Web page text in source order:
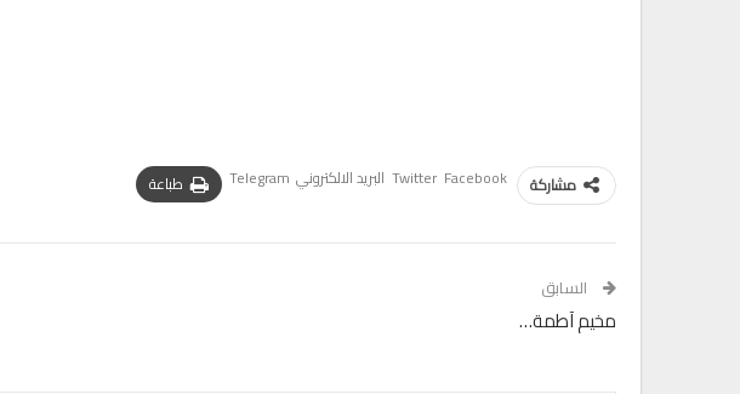
مشاركة Facebook
Twitter البريد الالكتروني Telegram طباعة
السابق
مخيم آطمة…